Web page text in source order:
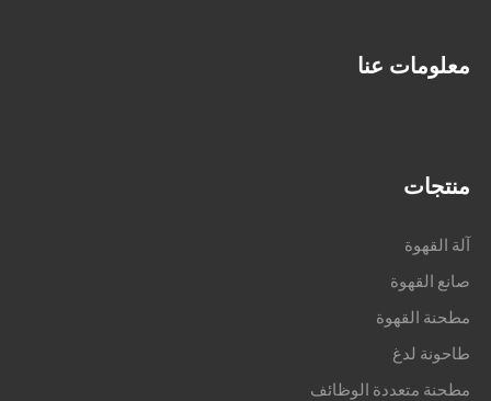
معلومات عنا
منتجات
آلة القهوة
صانع القهوة
مطحنة القهوة
طاحونة لدغ
مطحنة متعددة الوظائف